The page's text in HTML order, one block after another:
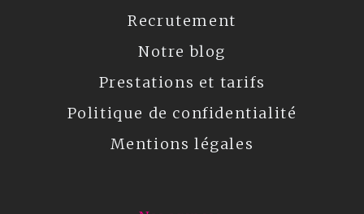
Recrutement
Notre blog
Prestations et tarifs
Politique de confidentialité
Mentions légales